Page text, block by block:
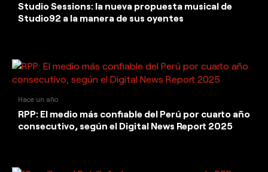
Studio Sessions: la nueva propuesta musical de
Studio92 a la manera de sus oyentes
Hace un año
RPP: El medio más confiable del Perú por cuarto año
consecutivo, según el Digital News Report 2025